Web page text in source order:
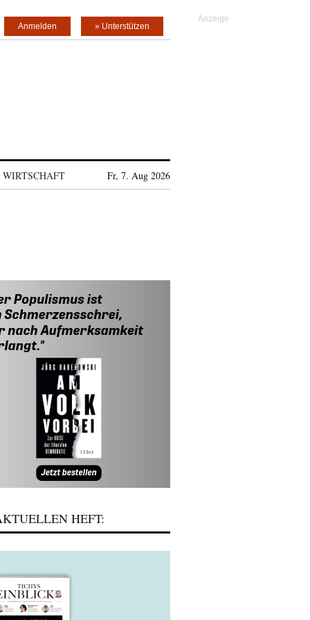
» Unterstützen
Anmelden
WIRTSCHAFT Fr, 7. Aug 2026
HEFT: